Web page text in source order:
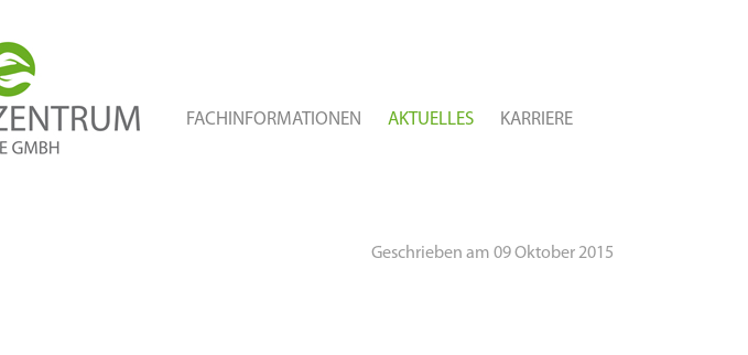
FACHINFORMATIONEN AKTUELLES KARRIERE
Geschrieben am 09 Oktober 2015